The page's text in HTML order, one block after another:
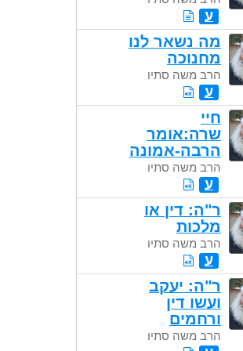
ע
מה נשאר לנו
מחנוכה
הרב משה סתיו
ע
חיי
שרה:אומר
הרבה-אמונה
הרב משה סתיו
ע
ר"ה: דין או
מלכות
הרב משה סתיו
ע
ר"ה: יעקב
ועשו דין
ורחמים
הרב משה סתיו